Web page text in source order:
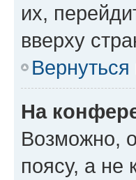
их,
вверху
Вернуться
На
Возможно,
поясу, а не